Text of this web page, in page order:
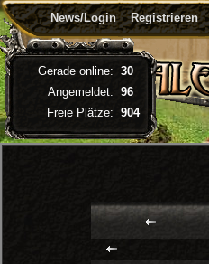
News/Login Registrieren
Gerade online: 30
Angemeldet: 96
Freie Plätze: 904